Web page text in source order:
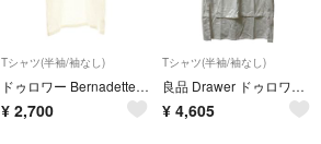
Tシャツ(半袖/袖なし)
ドゥロワー Bernadette M FOR Drawer Tシャツ カットソー
¥ 2,700
Tシャツ(半袖/袖なし)
良品 Drawer ドゥロワー コットンポンチノースリーブプルオーバー Tシャツ サイズ2 ホワイト レディース 古着 中古 USED
¥ 4,605